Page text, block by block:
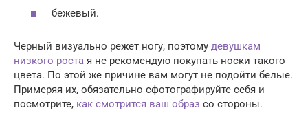
бежевый.
Черный визуально режет ногу, поэтому девушкам
низкого роста я не рекомендую покупать носки такого
цвета. По этой же причине вам могут не подойти белые.
Примеряя их, обязательно сфотографируйте себя и
посмотрите, как смотрится ваш образ со стороны.